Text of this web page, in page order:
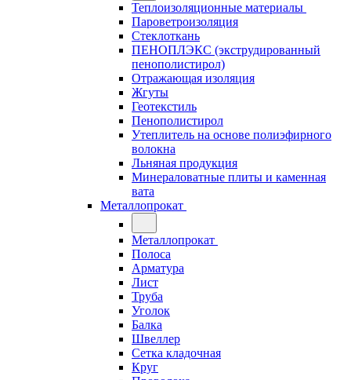
Теплоизоляционные материалы
Пароветроизоляция
Стеклоткань
ПЕНОПЛЭКС (экструдированный
пенополистирол)
Отражающая изоляция
Жгуты
Геотекстиль
Пенополистирол
Утеплитель на основе полиэфирного
волокна
Льняная продукция
Минераловатные плиты и каменная
вата
Металлопрокат
Металлопрокат
Полоса
Арматура
Лист
Труба
Уголок
Балка
Швеллер
Сетка кладочная
Круг